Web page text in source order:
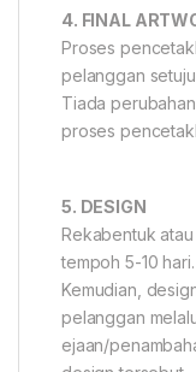
4. FINAL
Proses
pelanggan
Tiada
proses
5. DESIGN
Rekabentuk
tempoh 5-10 hari.
Kemudian,
pelanggan
ejaan/